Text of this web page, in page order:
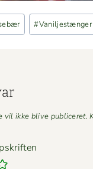
#Vaniljestænger
vil ikke blive publiceret.